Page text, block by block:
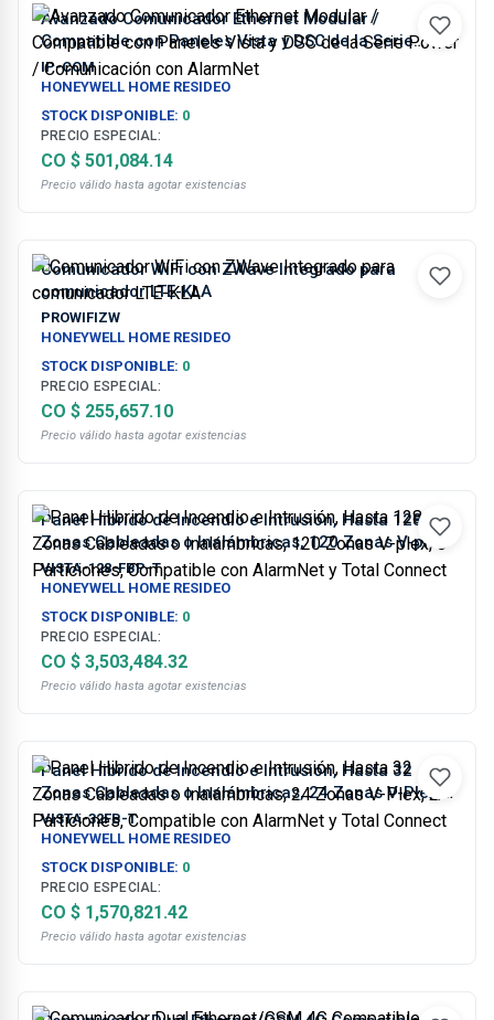
Avanzado Comunicador Ethernet Modular /
Compatible con Paneles Vista y DSC de la Serie
Power / Comunicación con AlarmNet
IP-COM
HONEYWELL HOME RESIDEO
STOCK DISPONIBLE: 0
PRECIO ESPECIAL:
CO $ 501,084.14
Precio válido hasta agotar existencias
Comunicador WiFi con ZWave Integrado para
comunicador LTE-KLA
PROWIFIZW
HONEYWELL HOME RESIDEO
STOCK DISPONIBLE: 0
PRECIO ESPECIAL:
CO $ 255,657.10
Precio válido hasta agotar existencias
Panel Hibrido de Incendio e Intrusión, Hasta 128
Zonas Cableadas o Inalámbricas, 120 Zonas V-plex,
8 Particiones, Compatible con AlarmNet y Total
Connect
VISTA-128-FBP-T
HONEYWELL HOME RESIDEO
STOCK DISPONIBLE: 0
PRECIO ESPECIAL:
CO $ 3,503,484.32
Precio válido hasta agotar existencias
Panel Hibrido de Incendio e Intrusión, Hasta 32
Zonas Cableadas o Inalámbricas, 24 Zonas V-Plex,
2 Particiones, Compatible con AlarmNet y Total
Connect
VISTA-32FB-T
HONEYWELL HOME RESIDEO
STOCK DISPONIBLE: 0
PRECIO ESPECIAL:
CO $ 1,570,821.42
Precio válido hasta agotar existencias